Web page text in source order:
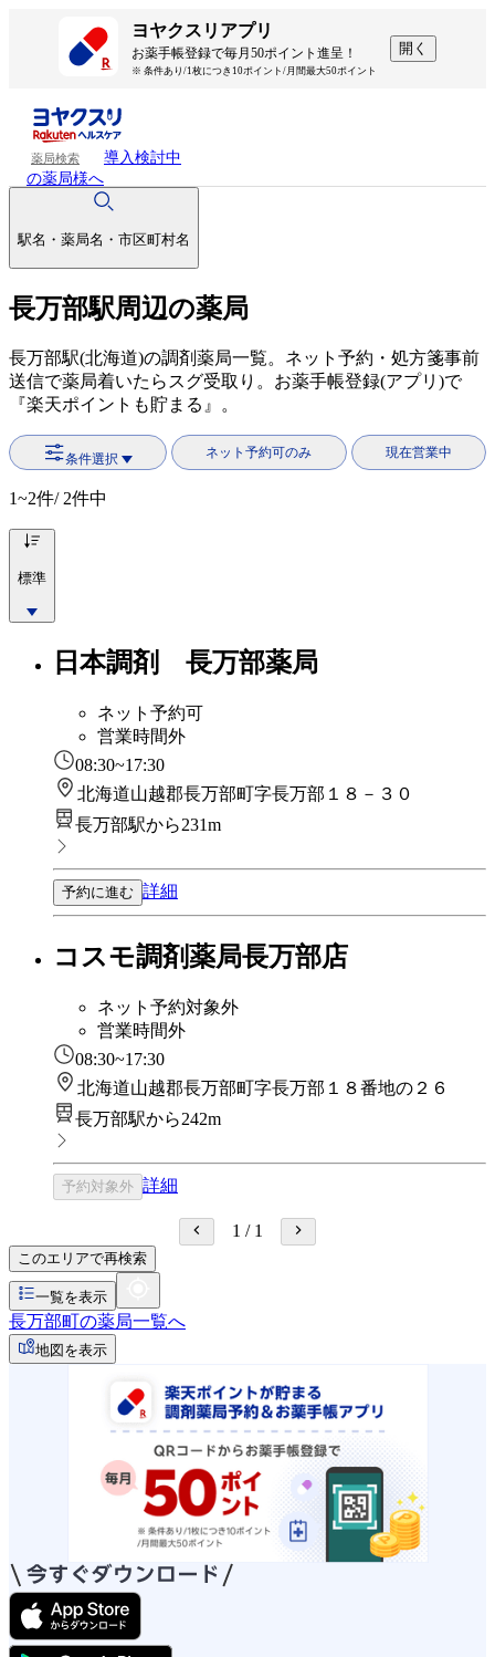
ヨヤクスリアプリ
お薬手帳登録で毎月50ポイント進呈！
※ 条件あり/1枚につき10ポイント/月間最大50ポイント
開く
薬局検索
導入検討中
の薬局様へ
駅名・薬局名・市区町村名
長万部駅周辺の薬局
長万部駅(北海道)の調剤薬局一覧。ネット予約・処方箋事前
送信で薬局着いたらスグ受取り。お薬手帳登録(アプリ)で
『楽天ポイントも貯まる』。
条件選択 ネット予約可のみ 現在営業中
1~2件/ 2件中
標準
日本調剤 長万部薬局
ネット予約可
営業時間外
08:30~17:30
北海道山越郡長万部町字長万部１８－３０
長万部駅から231m
予約に進む 詳細
コスモ調剤薬局長万部店
ネット予約対象外
営業時間外
08:30~17:30
北海道山越郡長万部町字長万部１８番地の２６
長万部駅から242m
予約対象外 詳細
1 / 1
このエリアで再検索
一覧を表示
長万部町の薬局一覧へ
地図を表示